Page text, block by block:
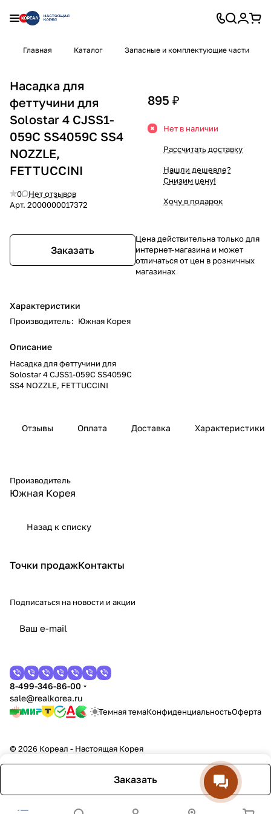
Главная Каталог Запасные и комплектующие части
Насадка для
феттучини для
Solostar 4 CJSS1-
059C SS4059C SS4
NOZZLE,
FETTUCCINI
0
Нет отзывов
Арт. 2000000017372
Заказать
Характеристики
Производитель: Южная Корея
Описание
Насадка для феттучини для
Solostar 4 CJSS1-059C SS4059C
SS4 NOZZLE, FETTUCCINI
895 ₽
Нет в наличии
Рассчитать доставку
Нашли дешевле?
Снизим цену!
Хочу в подарок
Цена действительна только для
интернет-магазина и может
отличаться от цен в розничных
магазинах
Отзывы Оплата Доставка Характеристики
Производитель
Южная Корея
Назад к списку
Заказать
Точки продажКонтакты
Подписаться на новости и акции
8-499-346-86-00
sale@realkorea.ru
Темная темаКонфиденциальностьОферта
© 2026 Кореал - Настоящая Корея